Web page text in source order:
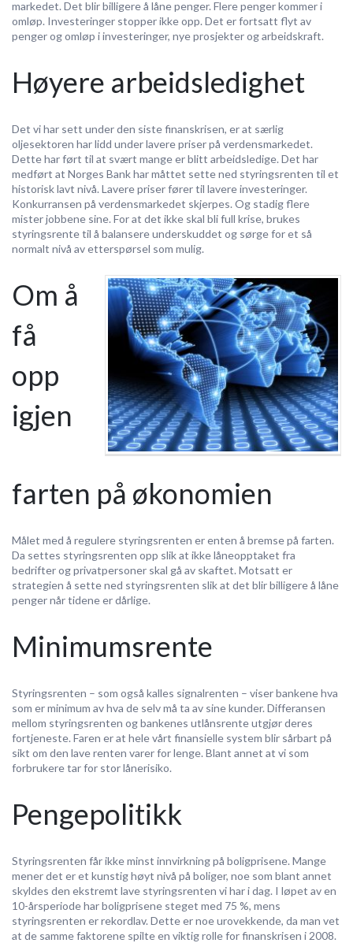
markedet. Det blir billigere å låne penger. Flere penger kommer i
omløp. Investeringer stopper ikke opp. Det er fortsatt flyt av
penger og omløp i investeringer, nye prosjekter og arbeidskraft.
Høyere arbeidsledighet
Det vi har sett under den siste finanskrisen, er at særlig
oljesektoren har lidd under lavere priser på verdensmarkedet.
Dette har ført til at svært mange er blitt arbeidsledige. Det har
medført at Norges Bank har måttet sette ned styringsrenten til et
historisk lavt nivå. Lavere priser fører til lavere investeringer.
Konkurransen på verdensmarkedet skjerpes. Og stadig flere
mister jobbene sine. For at det ikke skal bli full krise, brukes
styringsrente til å balansere underskuddet og sørge for et så
normalt nivå av etterspørsel som mulig.
Om å
få
opp
igjen
farten på økonomien
Målet med å regulere styringsrenten er enten å bremse på farten.
Da settes styringsrenten opp slik at ikke låneopptaket fra
bedrifter og privatpersoner skal gå av skaftet. Motsatt er
strategien å sette ned styringsrenten slik at det blir billigere å låne
penger når tidene er dårlige.
Minimumsrente
Styringsrenten – som også kalles signalrenten – viser bankene hva
som er minimum av hva de selv må ta av sine kunder. Differansen
mellom styringsrenten og bankenes utlånsrente utgjør deres
fortjeneste. Faren er at hele vårt finansielle system blir sårbart på
sikt om den lave renten varer for lenge. Blant annet at vi som
forbrukere tar for stor lånerisiko.
Pengepolitikk
Styringsrenten får ikke minst innvirkning på boligprisene. Mange
mener det er et kunstig høyt nivå på boliger, noe som blant annet
skyldes den ekstremt lave styringsrenten vi har i dag. I løpet av en
10-årsperiode har boligprisene steget med 75 %, mens
styringsrenten er rekordlav. Dette er noe urovekkende, da man vet
at de samme faktorene spilte en viktig rolle for finanskrisen i 2008.